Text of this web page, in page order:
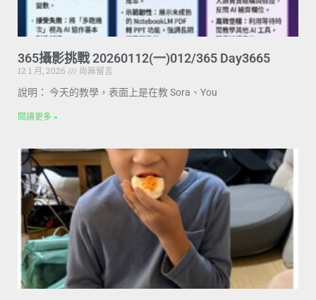
365攝影挑戰 20260112(一)012/365 Day3665
12 1 月, 2026
尚無留言
說明： 今天的教學，表面上是在教 Sora、You
閱讀更多 »